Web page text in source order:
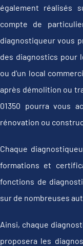
également réalisés
compte de
diagnostiqueur vous
des diagnostics pour
ou d'un local
après démolition ou
01350 pourra vous
rénovation ou
Chaque
formations et
fonctions de
sur de nombreuses
Ainsi, chaque
proposera les